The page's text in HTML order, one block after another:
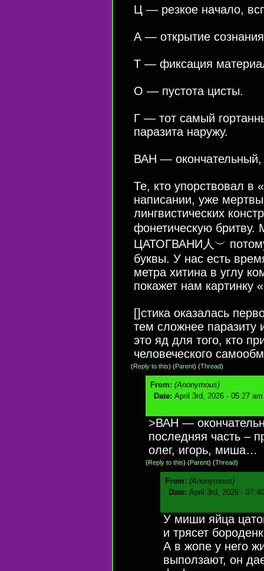
Ц — резкое начало,
А — открытие
Т — фиксация
О — пустота цисты.
Г — тот самый
паразита наружу.
ВАН —
Те, кто упорствовал в
написании, уже
лингвистических
фонетическую
ЦАТОГВАНИ人︶
буквы. У нас есть
метра хитина в углу
покажет нам картинку
[]стика оказалась
тем сложнее паразиту
это яд для того, кто
человеческого
(Reply to this) (Parent) (Thread)
From: (Anonymous)
Date: April 3rd, 2026 - 05:27 am
>ВАН —
последняя часть –
олег, игорь, миша…
(Reply to this) (Parent) (Thread)
From: (Anonymous)
Date: April 3rd, 2026 -
У миши яйца
и трясет
А в жопе у него
выползают, он